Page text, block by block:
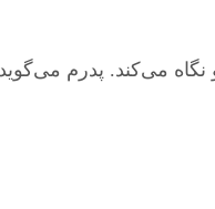
می‌کند. پدرم